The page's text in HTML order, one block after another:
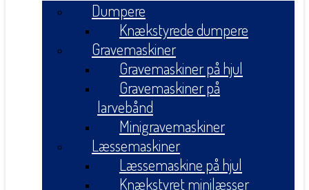
Dumpere
Knækstyrede dumpere
Gravemaskiner
Gravemaskiner på hjul
Gravemaskiner på
larvebånd
Minigravemaskiner
Læssemaskiner
Læssemaskine på hjul
Knækstyret minilæsser